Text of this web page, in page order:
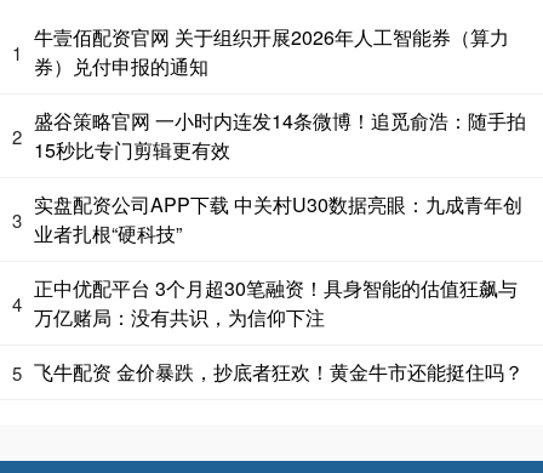
1
牛壹佰配资官网 关于组织开展2026年人工智能券（算力
券）兑付申报的通知
2
盛谷策略官网 一小时内连发14条微博！追觅俞浩：随手拍
15秒比专门剪辑更有效
3
实盘配资公司APP下载 中关村U30数据亮眼：九成青年创
业者扎根“硬科技”
4
正中优配平台 3个月超30笔融资！具身智能的估值狂飙与
万亿赌局：没有共识，为信仰下注
5 飞牛配资 金价暴跌，抄底者狂欢！黄金牛市还能挺住吗？